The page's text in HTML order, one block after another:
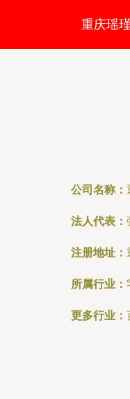
重庆瑶
公司名称：
法人代表：
注册地址：
所属行业：
更多行业：